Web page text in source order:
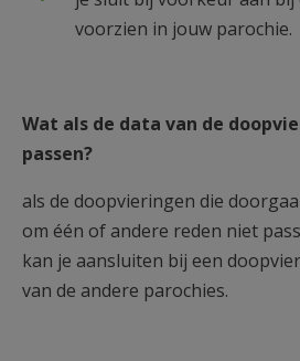
voorzien in jouw parochie.
Wat als de data van de
passen?
als de doopvieringen die
om één of andere reden niet
kan je aansluiten bij een
van de andere parochies.